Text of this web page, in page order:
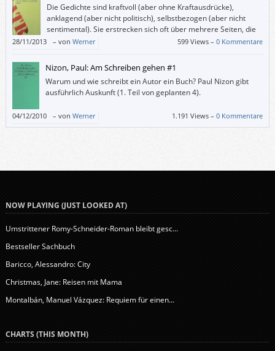
Die Gedichte sind kraftvoll (aber ohne Kraftausdrücke),
anklagend (aber nicht politisch), selbstbezogen (aber nicht
sentimental). Sie erstrecken sich oft über mehrere Seiten, die
ich interessiert und angetan gelesen habe. Nur die
Gedichtenden sind mir oft zu viel oder zu wenig pointiert.
28/11/2013 – von Werner 599 Views –0 Kommentare
Nizon, Paul: Am Schreiben gehen #1
Warum und wie schreibt ein Autor ein Buch? Paul Nizon gibt
ausführlich Auskunft (1. Teil von geplanten 4).
04/12/2010 – von Werner 1.191 Views –0 Kommentare
NOW PLAYING (JUST LOOKED AT)
Umstrittener Romy-Schneider-Roman bleibt gesc...
Bestseller Sachbuch
Baricco, Alessandro: City
Christmas, Jane: Reisen mit Mama
Montalbán, Manuel Vázquez: Requiem für einen...
CHARTS (THIS MONTH)